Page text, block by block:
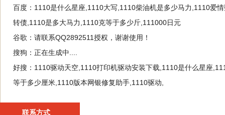
百度： 1110是什么星座,1110大写,1110柴油机是多少马力,1110爱
转债,1110是多大马力,1110克等于多少斤,111000日元
谷歌： 请联系QQ2892511授权，谢谢使用！
搜狗： 正在生成中....
好搜： 1110驱动天空,1110打印机驱动安装下载,1110是什么星座
等于多少厘米,1110版本网银修复助手,1110驱动,
联系方式